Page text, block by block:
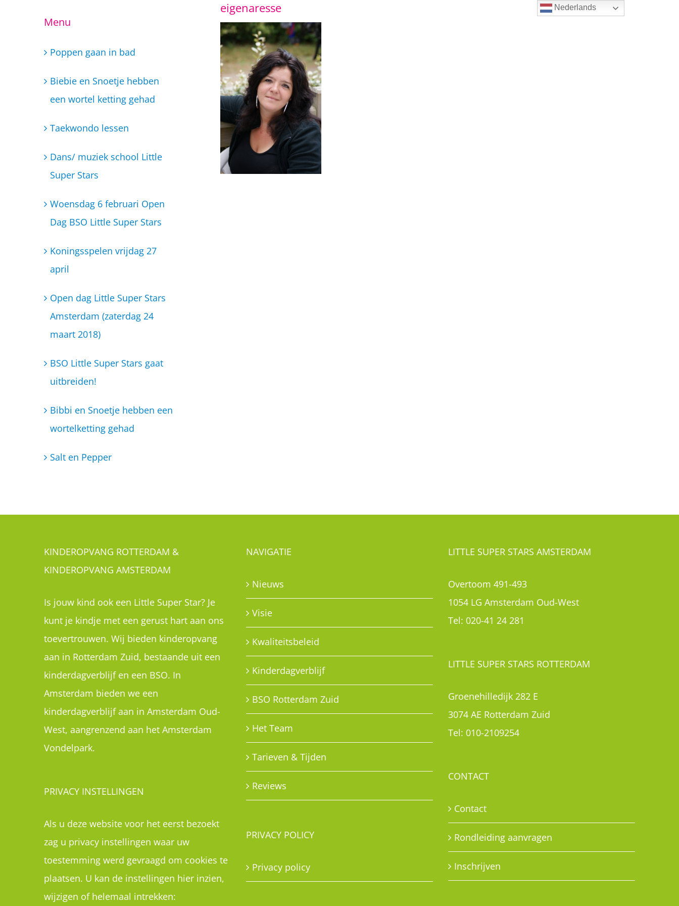
eigenaresse
Menu
Poppen gaan in bad
Biebie en Snoetje hebben
een wortel ketting gehad
Taekwondo lessen
Dans/ muziek school Little
Super Stars
Woensdag 6 februari Open
Dag BSO Little Super Stars
Koningsspelen vrijdag 27
april
Open dag Little Super Stars
Amsterdam (zaterdag 24
maart 2018)
BSO Little Super Stars gaat
uitbreiden!
Bibbi en Snoetje hebben een
wortelketting gehad
Salt en Pepper
KINDEROPVANG ROTTERDAM &
KINDEROPVANG AMSTERDAM
Is jouw kind ook een Little Super Star? Je
kunt je kindje met een gerust hart aan ons
toevertrouwen. Wij bieden kinderopvang
aan in Rotterdam Zuid, bestaande uit een
kinderdagverblijf en een BSO. In
Amsterdam bieden we een
kinderdagverblijf aan in Amsterdam Oud-
West, aangrenzend aan het Amsterdam
Vondelpark.
PRIVACY INSTELLINGEN
Als u deze website voor het eerst bezoekt
zag u privacy instellingen waar uw
toestemming werd gevraagd om cookies te
plaatsen. U kan de instellingen hier inzien,
wijzigen of helemaal intrekken:
NAVIGATIE
Nieuws
Visie
Kwaliteitsbeleid
Kinderdagverblijf
BSO Rotterdam Zuid
Het Team
Tarieven & Tijden
Reviews
PRIVACY POLICY
Privacy policy
LITTLE SUPER STARS AMSTERDAM
Overtoom 491-493
1054 LG Amsterdam Oud-West
Tel: 020-41 24 281
LITTLE SUPER STARS ROTTERDAM
Groenehilledijk 282 E
3074 AE Rotterdam Zuid
Tel: 010-2109254
CONTACT
Contact
Rondleiding aanvragen
Inschrijven
Nederlands